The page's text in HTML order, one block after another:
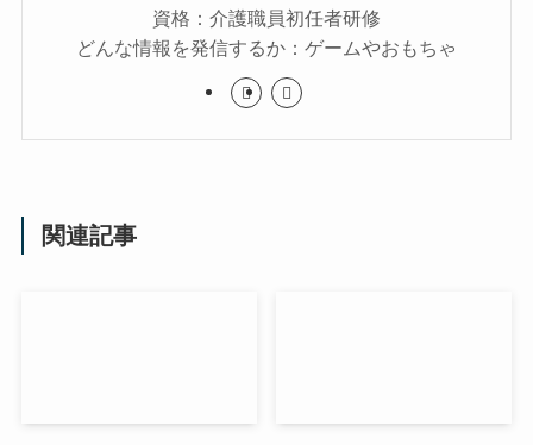
資格：介護職員初任者研修
どんな情報を発信するか：ゲームやおもちゃ
関連記事